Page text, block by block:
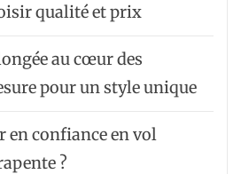
qualité et prix
au cœur des
pour un style unique
en confiance en vol
?